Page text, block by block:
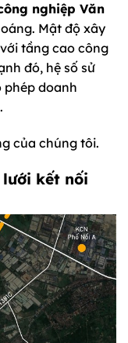
nghiệp Văn
Mật độ xây
tầng cao công
đó, hệ số sử
phép doanh
của chúng tôi.
kết nối